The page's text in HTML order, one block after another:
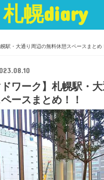
札幌diary
駅・大通り周辺の無料休憩スペースまとめ
ドワーク】札幌駅・
ースまとめ！！